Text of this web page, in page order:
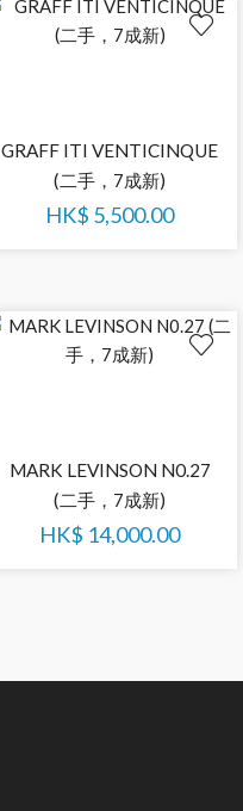
GRAFF ITI VENTICINQUE
(二手，7成新)
HK$ 5,500.00
MARK LEVINSON N0.27
(二手，7成新)
HK$ 14,000.00